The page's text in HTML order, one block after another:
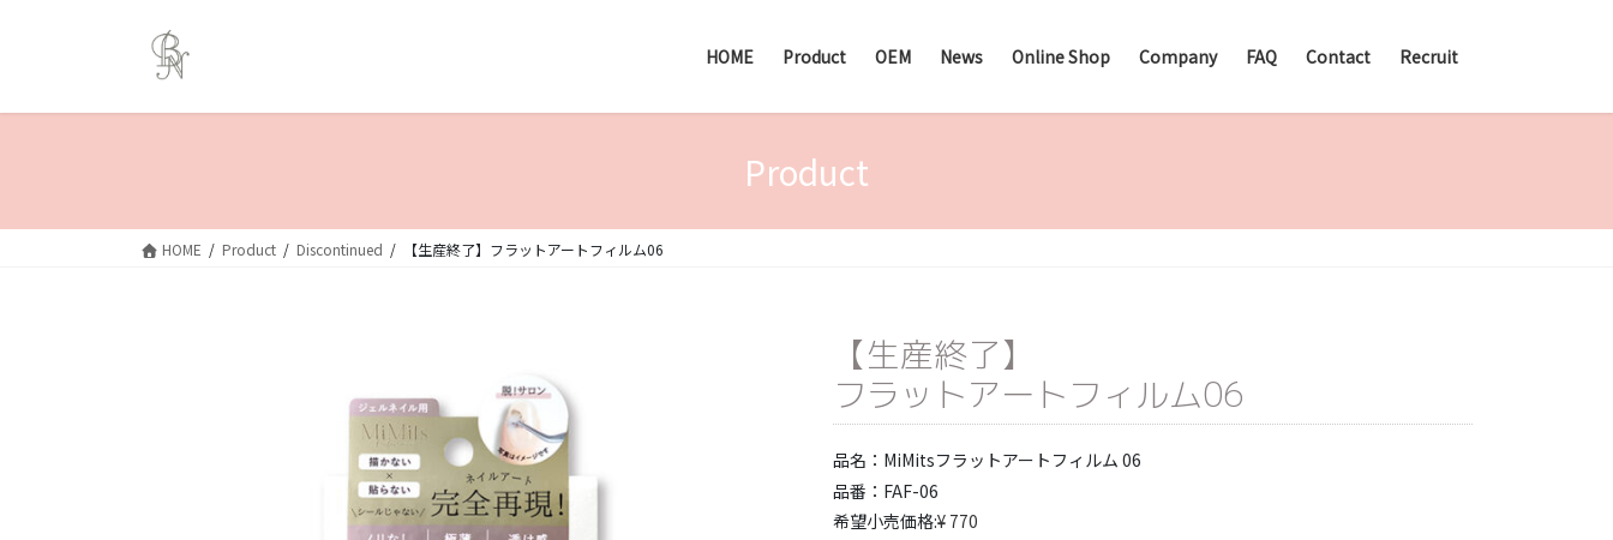
HOME Product OEM News Online Shop Company FAQ Contact Recruit
Product
HOME Product Discontinued 【生産終了】フラットアートフィルム06
【生産終了】
フラットアートフィルム06
品名：MiMitsフラットアートフィルム 06
品番：FAF-06
希望小売価格:¥ 770